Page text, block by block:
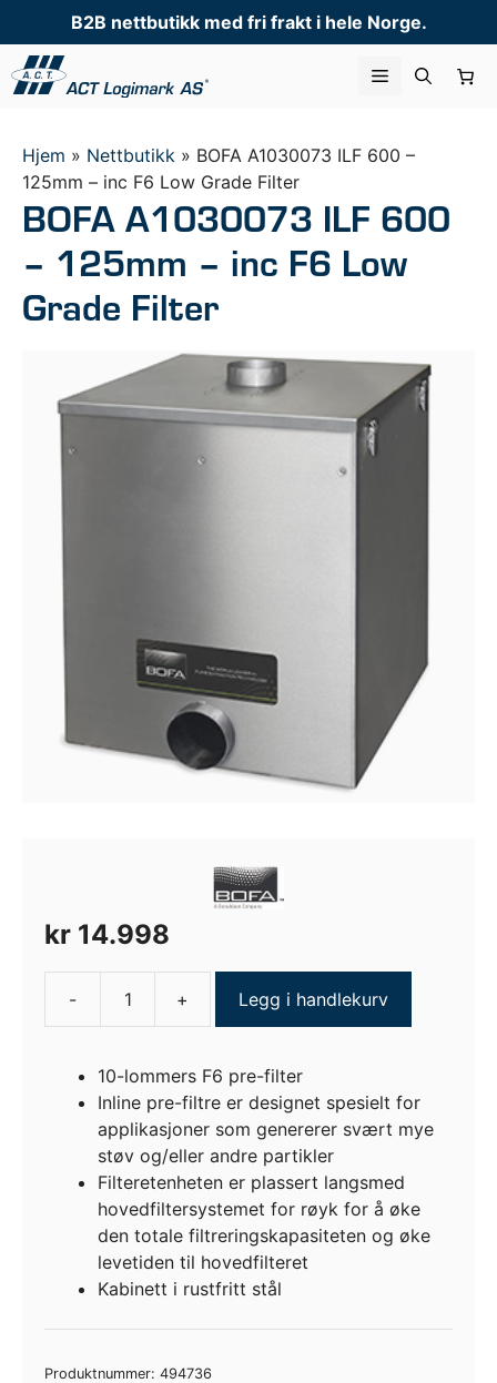
til
innhold
B2B nettbutikk med fri frakt i hele Norge.
Meny
Hjem » Nettbutikk » BOFA A1030073 ILF 600 –
125mm – inc F6 Low Grade Filter
BOFA A1030073 ILF 600
– 125mm – inc F6 Low
Grade Filter
kr 14.998
-
BOFA
ILF
600
-
125mm
-
inc
F6
Low
Grade
antall
+ Legg i handlekurv
10-lommers F6 pre-filter
Inline pre-filtre er designet spesielt for
applikasjoner som genererer svært mye
støv og/eller andre partikler
Filteretenheten er plassert langsmed
hovedfiltersystemet for røyk for å øke
den totale filtreringskapasiteten og øke
levetiden til hovedfilteret
Kabinett i rustfritt stål
Produktnummer: 494736